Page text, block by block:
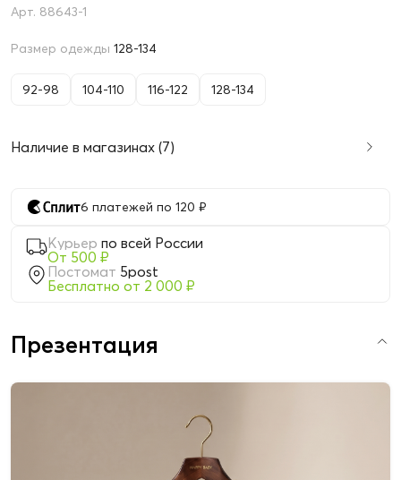
88643-1
Размер одежды 128-134
92-98 104-110 116-122 128-134
Наличие в магазинах (7)
6 платежей по 120 ₽
Курьер по всей России
От 500 ₽
Постомат 5post
Бесплатно от 2 000 ₽
Презентация